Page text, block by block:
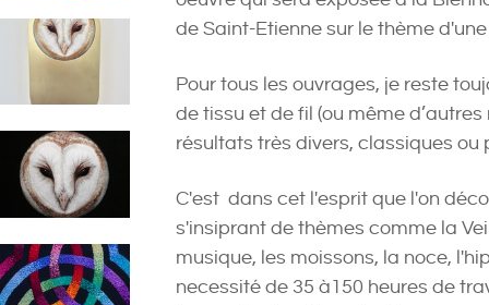
de Saint-Etienne sur le thème
Pour tous les ouvrages, je reste
de tissu et de fil (ou même
résultats très divers, classiques
C'est dans cet l'esprit que l'on
s'insiprant de thèmes comme la
musique, les moissons, la noce,
necessité de 35 à150 heures de